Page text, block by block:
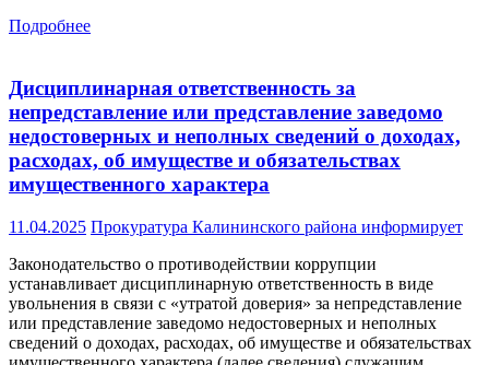
Подробнее
Дисциплинарная ответственность за
непредставление или представление заведомо
недостоверных и неполных сведений о доходах,
расходах, об имуществе и обязательствах
имущественного характера
11.04.2025 Прокуратура Калининского района информирует
Законодательство о противодействии коррупции
устанавливает дисциплинарную ответственность в виде
увольнения в связи с «утратой доверия» за непредставление
или представление заведомо недостоверных и неполных
сведений о доходах, расходах, об имуществе и обязательствах